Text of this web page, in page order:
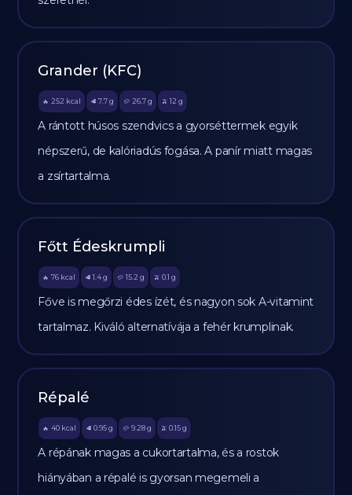
Grander (KFC)
🔥 252 kcal 🥩 7.7 g 🥔 26.7g 🫒 12 g
A rántott húsos szendvics a gyorséttermek egyik
népszerű, de kalóriadús fogása. A panír miatt magas
a zsírtartalma.
Főtt Édeskrumpli
🔥 76 kcal 🥩 1.4 g 🥔 15.2 g 🫒 0.1 g
Főve is megőrzi édes ízét, és nagyon sok A-vitamint
tartalmaz. Kiváló alternatívája a fehér krumplinak.
Répalé
🔥 40 kcal 🥩 0.95 g 🥔 9.28g 🫒 0.15 g
A répának magas a cukortartalma, és a rostok
hiányában a répalé is gyorsan megemeli a